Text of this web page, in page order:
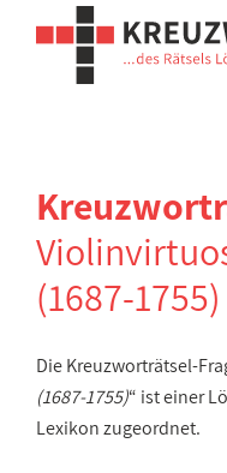
(1687-1755)
Die Kreuzworträtsel-
(1687-1755)“ ist einer
Lexikon zugeordnet.